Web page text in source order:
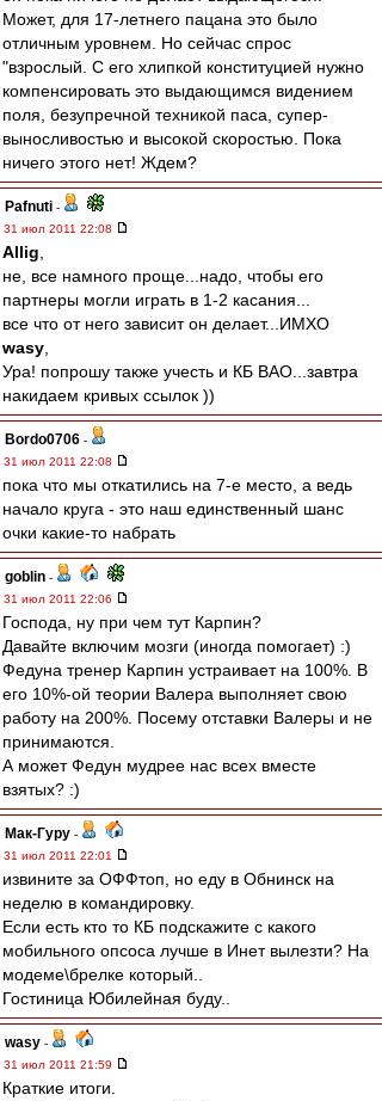
Может, для 17-летнего пацана это было
отличным уровнем. Но сейчас спрос
"взрослый. С его хлипкой конституцией нужно
компенсировать это выдающимся видением
поля, безупречной техникой паса, супер-
выносливостью и высокой скоростью. Пока
ничего этого нет! Ждем?
Pafnuti -
31 июл 2011 22:08
Allig
не, все намного проще...надо, чтобы его
партнеры могли играть в 1-2 касания...
все что от него зависит он делает...ИМХО
wasy
Ура! попрошу также учесть и КБ ВАО...завтра
накидаем кривых ссылок ))
Bordo0706 -
31 июл 2011 22:08
пока что мы откатились на 7-е место, а ведь
начало круга - это наш единственный шанс
очки какие-то набрать
goblin -
31 июл 2011 22:06
Господа, ну при чем тут Карпин?
Давайте включим мозги (иногда помогает) :)
Федуна тренер Карпин устраивает на 100%. В
его 10%-ой теории Валера выполняет свою
работу на 200%. Посему отставки Валеры и не
принимаются.
А может Федун мудрее нас всех вместе
взятых? :)
Мак-Гуру -
31 июл 2011 22:01
извините за ОФФтоп, но еду в Обнинск на
неделю в командировку.
Если есть кто то КБ подскажите с какого
мобильного опсоса лучше в Инет вылезти? На
модеме\брелке который..
Гостиница Юбилейная буду..
wasy -
31 июл 2011 21:59
Краткие итоги.